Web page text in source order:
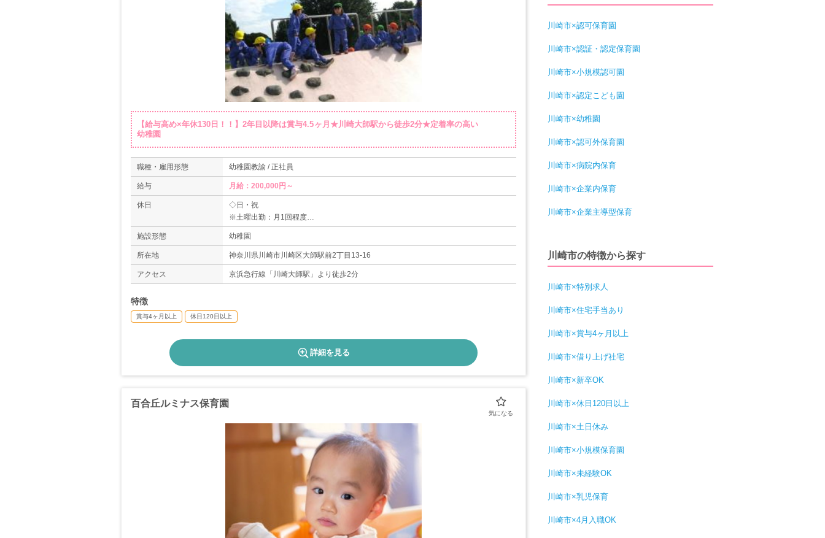
【給与高め×年休130日！！】2年目以降は賞与4.5ヶ月★川崎大師駅から徒歩2分★定着率の高い
幼稚園
職種・雇用形態 幼稚園教諭 / 正社員
給与 月給：200,000円～
休日
◇日・祝
※土曜出勤：月1回程度
◇産休・育休実績あり
◇有給休暇
＊年間休日130日
施設形態 幼稚園
所在地 神奈川県川崎市川崎区大師駅前2丁目13-16
アクセス 京浜急行線「川崎大師駅」より徒歩2分
特徴
賞与4ヶ月以上 休日120日以上
詳細を見る
百合丘ルミナス保育園
川崎市×認可保育園
川崎市×認証・認定保育園
川崎市×小規模認可園
川崎市×認定こども園
川崎市×幼稚園
川崎市×認可外保育園
川崎市×病院内保育
川崎市×企業内保育
川崎市×企業主導型保育
川崎市の特徴から探す
川崎市×特別求人
川崎市×住宅手当あり
川崎市×賞与4ヶ月以上
川崎市×借り上げ社宅
川崎市×新卒OK
川崎市×休日120日以上
川崎市×土日休み
川崎市×小規模保育園
川崎市×未経験OK
川崎市×乳児保育
川崎市×4月入職OK